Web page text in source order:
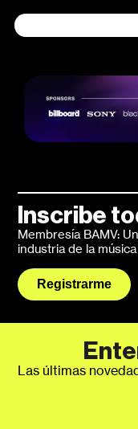
Inscribe
Membresía BAMV:
industria de la
Registrarme
Las últimas